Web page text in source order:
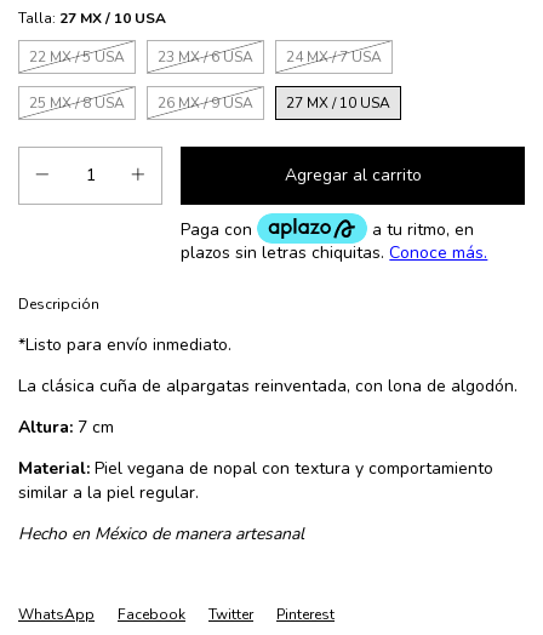
Talla: 27 MX / 10 USA
22 MX / 5 USA
23 MX / 6 USA 24 MX / 7 USA
25 MX / 8 USA 26 MX / 9 USA 27 MX / 10 USA
Descripción
*Listo para envío inmediato.
La clásica cuña de alpargatas reinventada, con lona de algodón.
Altura: 7 cm
Material: Piel vegana de nopal con textura y comportamiento
similar a la piel regular.
Hecho en México de manera artesanal
WhatsApp Facebook Twitter Pinterest